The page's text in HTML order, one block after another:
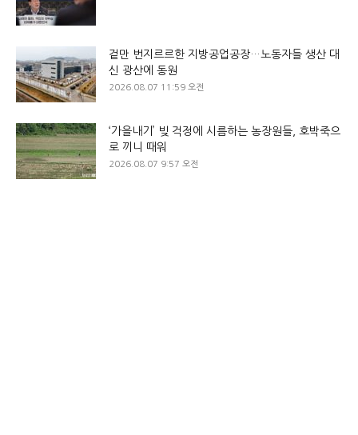
겉만 번지르르한 지방공업공장…노동자들 생산 대
신 광산에 동원
2026.08.07 11:59 오전
‘가을내기’ 빚 걱정에 시름하는 농장원들, 호박죽으
로 끼니 때워
2026.08.07 9:57 오전